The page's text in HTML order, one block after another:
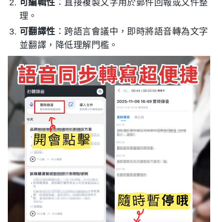
可編輯性 ：直接複製文字用於郵件回報或文件整
理。
可翻譯性 ：跨語言會議中，即時將語音轉為文字
並翻譯，降低理解門檻。